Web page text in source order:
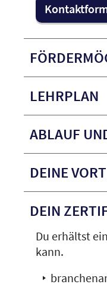
LEHRPLAN
ABLAUF
DEINE
DEIN
Du erhältst
kann.